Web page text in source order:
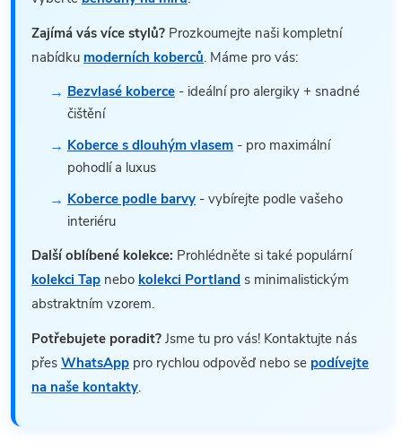
Zajímá vás více stylů? Prozkoumejte naši kompletní
nabídku moderních koberců. Máme pro vás:
Bezvlasé koberce - ideální pro alergiky + snadné
čištění
Koberce s dlouhým vlasem - pro maximální
pohodlí a luxus
Koberce podle barvy - vybírejte podle vašeho
interiéru
Další oblíbené kolekce: Prohlédněte si také populární
kolekci Tap nebo kolekci Portland s minimalistickým
abstraktním vzorem.
Potřebujete poradit? Jsme tu pro vás! Kontaktujte nás
přes WhatsApp pro rychlou odpověď nebo se podívejte
na naše kontakty.